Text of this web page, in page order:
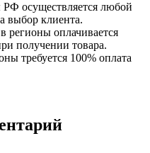
РФ осуществляется любой
выбор клиента.
регионы оплачивается
получении товара.
требуется 100% оплата